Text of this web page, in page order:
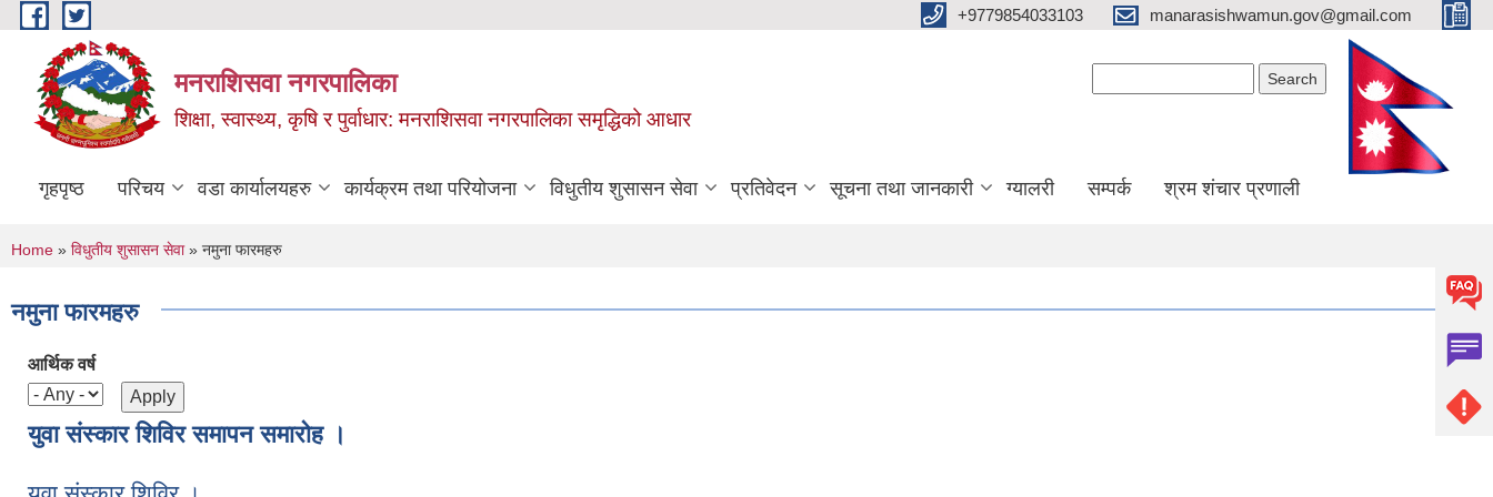
Skip to main content +9779854033103 manarasishwamun.gov@gmail.com
मनराशिसवा नगरपालिका
शिक्षा, स्वास्थ्य, कृषि र पुर्वाधार: मनराशिसवा नगरपालिका समृद्धिको आधार
गृहपृष्ठ परिचय वडा कार्यालयहरु कार्यक्रम तथा परियोजना विधुतीय शुसासन सेवा प्रतिवेदन सूचना तथा जानकारी ग्यालरी सम्पर्क श्रम शंचार प्रणाली
You are here
Home » विधुतीय शुसासन सेवा» नमुना फारमहरु
नमुना फारमहरु
आर्थिक वर्ष
युवा संस्कार शिविर समापन समारोह ।